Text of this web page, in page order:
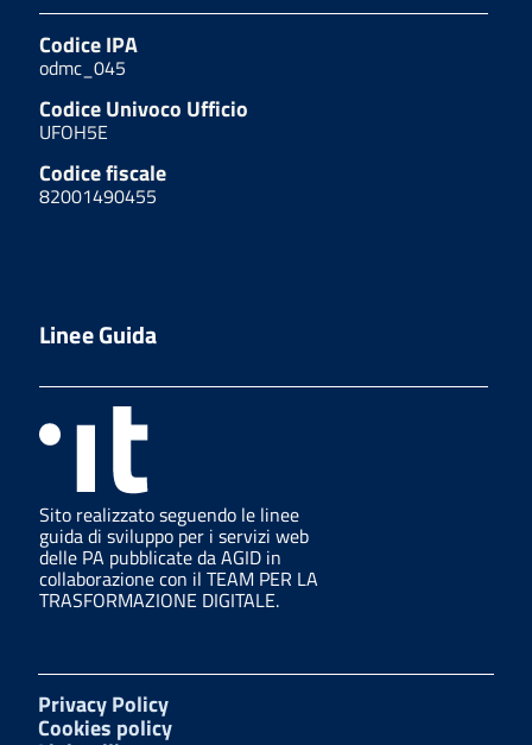
Codice IPA
odmc_045
Codice Univoco Ufficio
UFOH5E
Codice fiscale
82001490455
Linee Guida
Sito realizzato seguendo le linee
guida di sviluppo per i servizi web
delle PA pubblicate da AGID in
collaborazione con il TEAM PER LA
TRASFORMAZIONE DIGITALE.
Privacy Policy
Cookies policy